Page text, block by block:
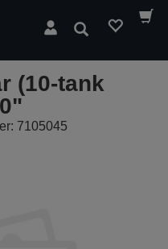
Suchen
(10-tank
7105045